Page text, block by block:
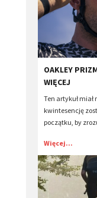
​OAKLEY
WIĘCEJ
Ten artykuł miał
kwintesencję
początku, by
Więcej...